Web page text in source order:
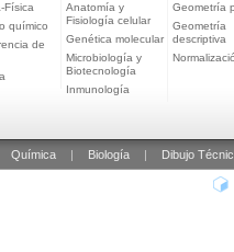
Física
químico
de
Anatomía y
Fisiología celular
Genética molecular
Microbiología y
Biotecnología
Inmunología
Geometría
Geometría
descriptiva
Química | Biología | Dibujo